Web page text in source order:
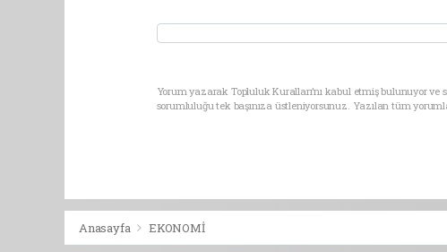
Yorum yazarak Topluluk Kuralları’nı kabul etmiş bulunuyor
sorumluluğu tek başınıza üstleniyorsunuz. Yazılan tüm
Anasayfa EKONOMİ